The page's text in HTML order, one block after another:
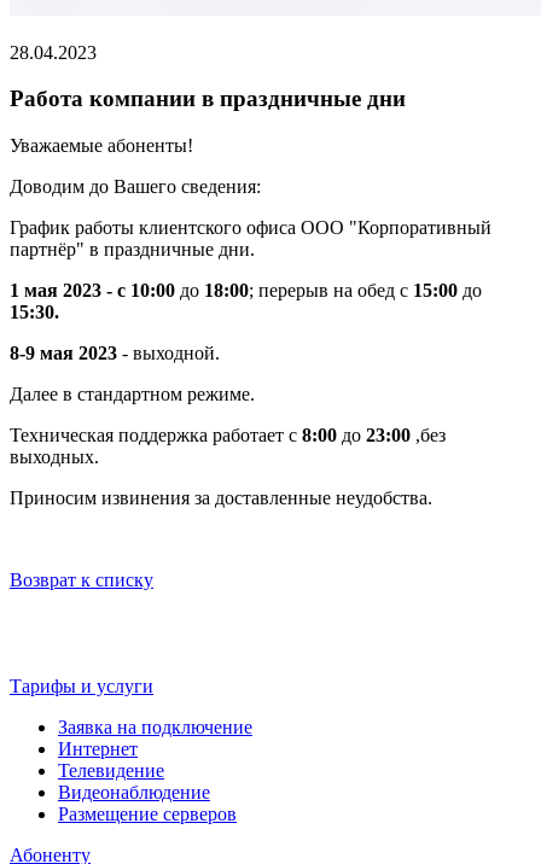
28.04.2023
Работа компании в праздничные дни
Уважаемые абоненты!
Доводим до Вашего сведения:
График работы клиентского офиса ООО "Корпоративный
партнёр" в праздничные дни.
1 мая 2023 - с 10:00 до 18:00; перерыв на обед с 15:00 до
15:30.
8-9 мая 2023 - выходной.
Далее в стандартном режиме.
Техническая поддержка работает с 8:00 до 23:00 ,без
выходных.
Приносим извинения за доставленные неудобства.
Возврат к списку
Тарифы и услуги
Заявка на подключение
Интернет
Телевидение
Видеонаблюдение
Размещение серверов
Абоненту